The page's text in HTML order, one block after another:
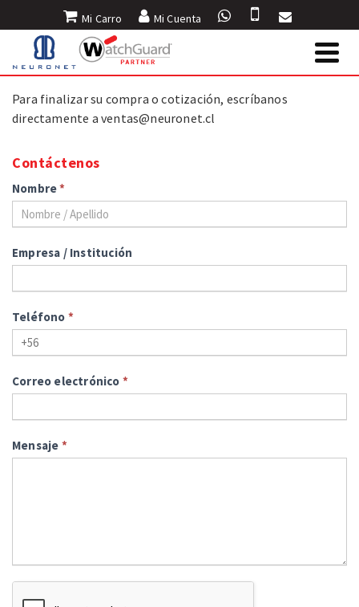
Mi Carro Mi Cuenta
INICIO FINALIZAR COMPRA
Para finalizar su compra o cotización, escríbanos
directamente a ventas@neuronet.cl
Contáctenos
Nombre*
Empresa / Institución
Teléfono *
Correo electrónico *
Mensaje *